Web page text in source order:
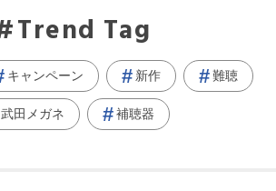
Trend Tag
キャンペーン 新作 難聴
武田メガネ 補聴器